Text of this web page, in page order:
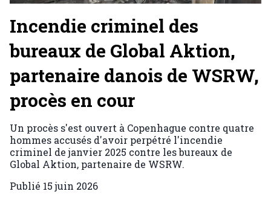
Incendie criminel des
bureaux de Global Aktion,
partenaire danois de WSRW,
procès en cour
Un procès s'est ouvert à Copenhague contre quatre
hommes accusés d'avoir perpétré l'incendie
criminel de janvier 2025 contre les bureaux de
Global Aktion, partenaire de WSRW.
Publié 15 juin 2026